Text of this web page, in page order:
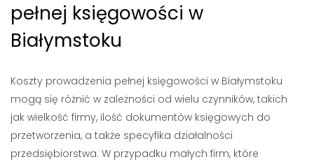
pełnej księgowości w
Białymstoku
Koszty prowadzenia pełnej księgowości w Białymstoku
mogą się różnić w zależności od wielu czynników, takich
jak wielkość firmy, ilość dokumentów księgowych do
przetworzenia, a także specyfika działalności
przedsiębiorstwa. W przypadku małych firm, które